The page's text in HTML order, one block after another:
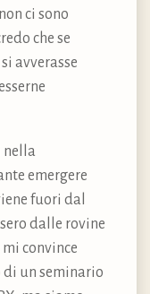
ci sono
che se
avverasse
nella
emergere
fuori dal
dalle rovine
convince
un seminario